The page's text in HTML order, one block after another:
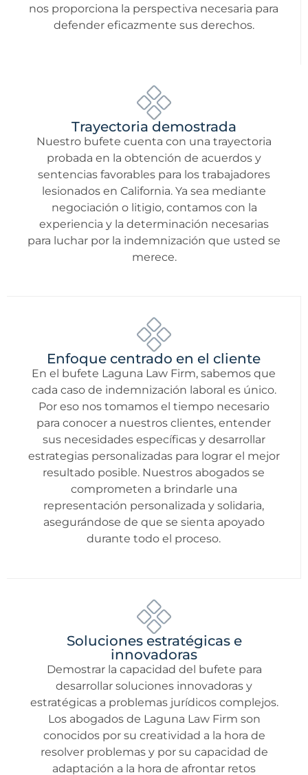
nos proporciona la perspectiva necesaria para
defender eficazmente sus derechos.
Trayectoria demostrada
Nuestro bufete cuenta con una trayectoria
probada en la obtención de acuerdos y
sentencias favorables para los trabajadores
lesionados en California. Ya sea mediante
negociación o litigio, contamos con la
experiencia y la determinación necesarias
para luchar por la indemnización que usted se
merece.
Enfoque centrado en el cliente
En el bufete Laguna Law Firm, sabemos que
cada caso de indemnización laboral es único.
Por eso nos tomamos el tiempo necesario
para conocer a nuestros clientes, entender
sus necesidades específicas y desarrollar
estrategias personalizadas para lograr el mejor
resultado posible. Nuestros abogados se
comprometen a brindarle una
representación personalizada y solidaria,
asegurándose de que se sienta apoyado
durante todo el proceso.
Soluciones estratégicas e
innovadoras
Demostrar la capacidad del bufete para
desarrollar soluciones innovadoras y
estratégicas a problemas jurídicos complejos.
Los abogados de Laguna Law Firm son
conocidos por su creatividad a la hora de
resolver problemas y por su capacidad de
adaptación a la hora de afrontar retos